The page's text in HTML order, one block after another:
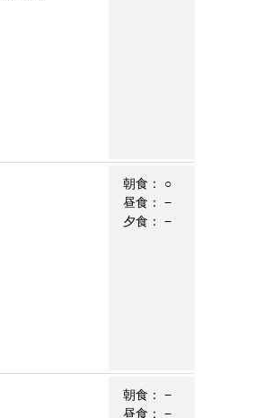
朝食：
○
昼食：
−
夕食：
−
朝食：
−
昼食：
−